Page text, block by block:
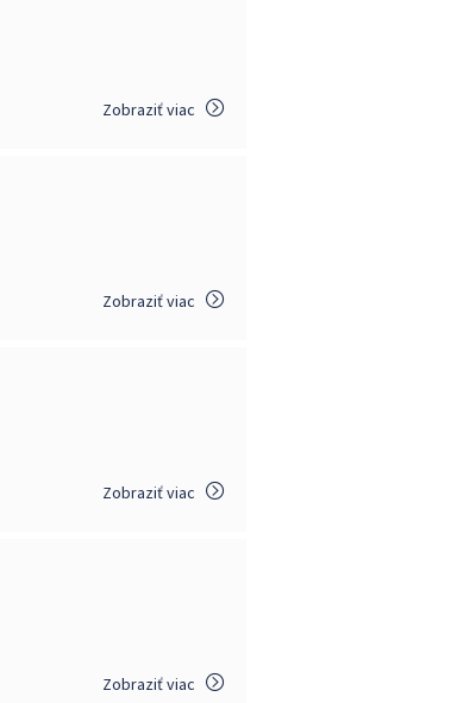
Zobraziť viac
Zobraziť viac
Zobraziť viac
Zobraziť viac